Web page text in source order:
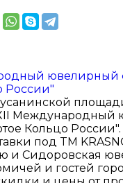
Международный
Кольцо
под TM
и Сидоровская
и гостей